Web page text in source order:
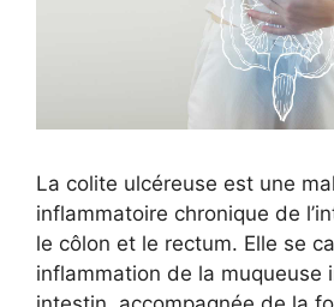
La colite ulcéreuse est une
inflammatoire chronique de
le côlon et le rectum. Elle se
inflammation de la muqueuse